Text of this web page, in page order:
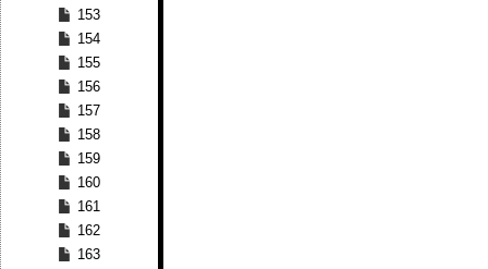
153
154
155
156
157
158
159
160
161
162
163